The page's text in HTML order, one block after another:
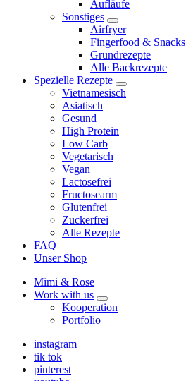
Aufläufe
Sonstiges
expand
child
menu
Airfryer
Fingerfood & Snacks
Grundrezepte
Alle Backrezepte
Spezielle Rezepte
expand
child
Vietnamesisch
Asiatisch
Gesund
High Protein
Low Carb
Vegetarisch
Vegan
Lactosefrei
Fructosearm
Glutenfrei
Zuckerfrei
Alle Rezepte
FAQ
Unser Shop
Mimi & Rose
Work with us
expand
child
Kooperation
Portfolio
instagram
tik tok
pinterest